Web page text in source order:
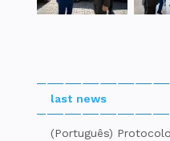
last news
(Português)